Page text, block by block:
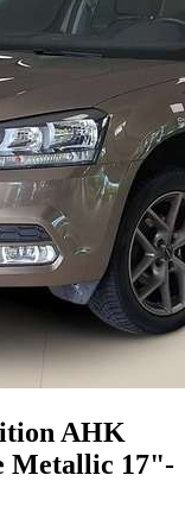
AHK
Metallic 17"-